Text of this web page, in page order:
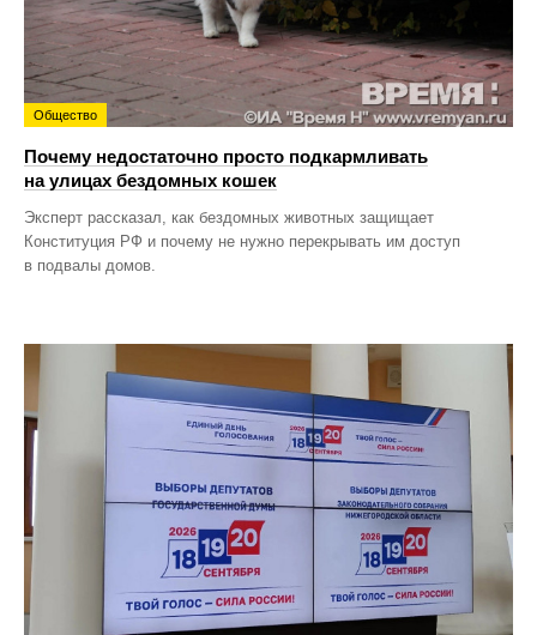
Общество
Почему недостаточно просто подкармливать
на улицах бездомных кошек
Эксперт рассказал, как бездомных животных защищает
Конституция РФ и почему не нужно перекрывать им доступ
в подвалы домов.